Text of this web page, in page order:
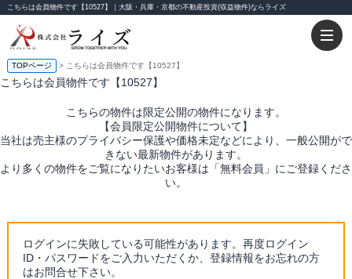
こちらは会員物件です【10527】｜大阪・兵庫・京都の不動産投資(収益物件)ならライズ
TOPページ > こちらは会員物件です【10527】
こちらは会員物件です【10527】
こちらの物件は限定公開の物件になります。
【会員限定公開物件について】
当社は売主様のプライバシー保護や価格未定などにより、一般公開がで
きない最新物件があります。
より多くの物件をご覧になりたいお客様は「無料会員」にご登録くださ
い。
ログインに失敗している可能性があります。再度ログイン
ID・パスワードをご入力いただくか、登録情報をお忘れの方
はお問合せ下さい。